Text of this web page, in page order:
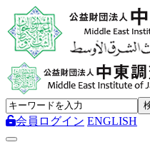
会員ログイン ENGLISH
Toggle navigation